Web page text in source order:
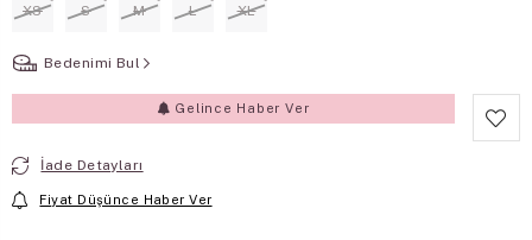
XS S M L XL
Bedenimi Bul
Gelince Haber Ver
İade Detayları
Fiyat Düşünce Haber Ver